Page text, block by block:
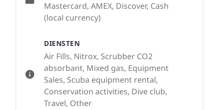
DIENSTEN
Air Fills, Nitrox, Scrubber CO2
absorbant, Mixed gas, Equipment
Sales, Scuba equipment rental,
Conservation activities, Dive club,
Travel, Other
Mastercard, AMEX, Discover, Cash
(local currency)